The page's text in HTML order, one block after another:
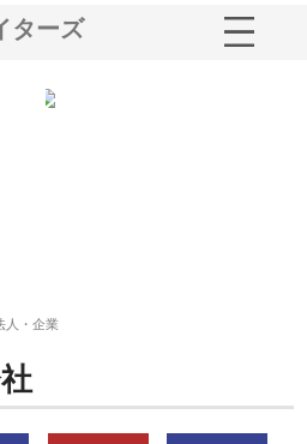
ターズ
人・企業